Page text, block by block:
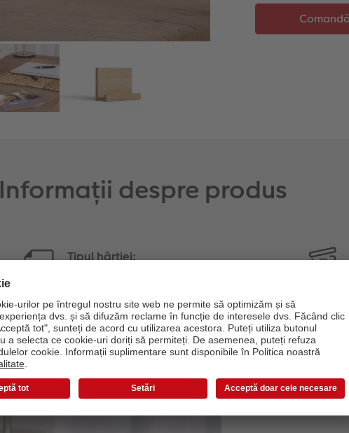
Informații despre produs
Tipul hârtiei:
Efect mat
Imprimare digitală pe bază de
apă